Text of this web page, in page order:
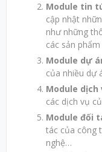
Module tin
cập nhật
như những
các sản
Module dự
của nhiều dự
Module dịch
các dịch vụ
Module đối
tác của công
nghệ…